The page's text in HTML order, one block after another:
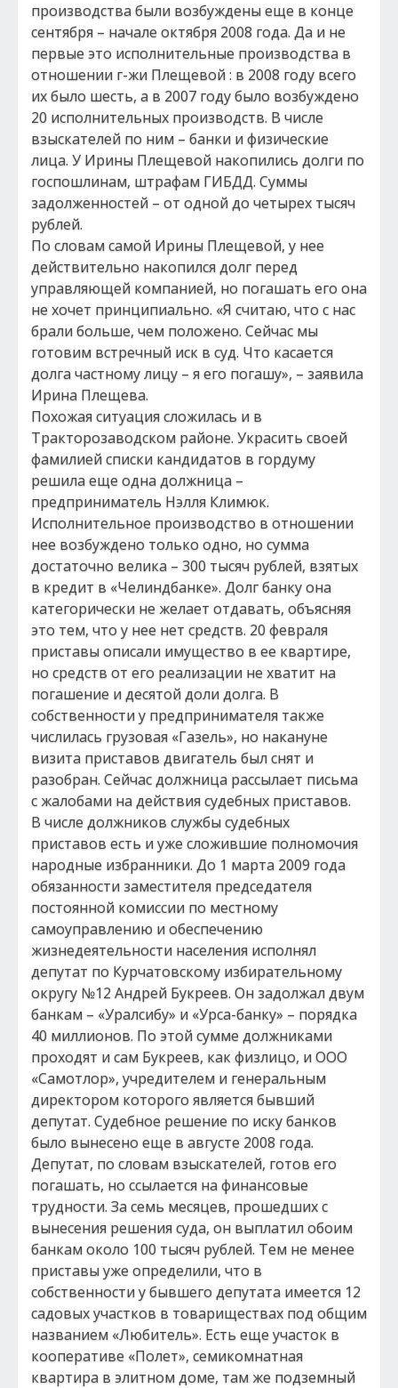
производства были возбуждены еще в конце
сентября – начале октября 2008 года. Да и не
первые это исполнительные производства в
отношении г-жи Плещевой : в 2008 году всего
их было шесть, а в 2007 году было возбуждено
20 исполнительных производств. В числе
взыскателей по ним – банки и физические
лица. У Ирины Плещевой накопились долги по
госпошлинам, штрафам ГИБДД. Суммы
задолженностей – от одной до четырех тысяч
рублей.
По словам самой Ирины Плещевой, у нее
действительно накопился долг перед
управляющей компанией, но погашать его она
не хочет принципиально. «Я считаю, что с нас
брали больше, чем положено. Сейчас мы
готовим встречный иск в суд. Что касается
долга частному лицу – я его погашу», – заявила
Ирина Плещева.
Похожая ситуация сложилась и в
Тракторозаводском районе. Украсить своей
фамилией списки кандидатов в гордуму
решила еще одна должница –
предприниматель Нэлля Климюк.
Исполнительное производство в отношении
нее возбуждено только одно, но сумма
достаточно велика – 300 тысяч рублей, взятых
в кредит в «Челиндбанке». Долг банку она
категорически не желает отдавать, объясняя
это тем, что у нее нет средств. 20 февраля
приставы описали имущество в ее квартире,
но средств от его реализации не хватит на
погашение и десятой доли долга. В
собственности у предпринимателя также
числилась грузовая «Газель», но накануне
визита приставов двигатель был снят и
разобран. Сейчас должница рассылает письма
с жалобами на действия судебных приставов.
В числе должников службы судебных
приставов есть и уже сложившие полномочия
народные избранники. До 1 марта 2009 года
обязанности заместителя председателя
постоянной комиссии по местному
самоуправлению и обеспечению
жизнедеятельности населения исполнял
депутат по Курчатовскому избирательному
округу №12 Андрей Букреев. Он задолжал двум
банкам – «Уралсибу» и «Урса-банку» – порядка
40 миллионов. По этой сумме должниками
проходят и сам Букреев, как физлицо, и ООО
«Самотлор», учредителем и генеральным
директором которого является бывший
депутат. Судебное решение по иску банков
было вынесено еще в августе 2008 года.
Депутат, по словам взыскателей, готов его
погашать, но ссылается на финансовые
трудности. За семь месяцев, прошедших с
вынесения решения суда, он выплатил обоим
банкам около 100 тысяч рублей. Тем не менее
приставы уже определили, что в
собственности у бывшего депутата имеется 12
садовых участков в товариществах под общим
названием «Любитель». Есть еще участок в
кооперативе «Полет», семикомнатная
квартира в элитном доме, там же подземный